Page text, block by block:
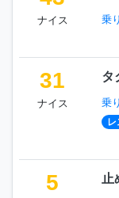
ナイス 乗
31
ナイス
タ
乗
5 止